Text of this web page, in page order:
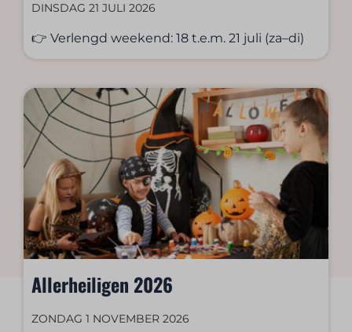
DINSDAG 21 JULI 2026
👉 Verlengd weekend: 18 t.e.m. 21 juli (za–di)
Allerheiligen 2026
ZONDAG 1 NOVEMBER 2026